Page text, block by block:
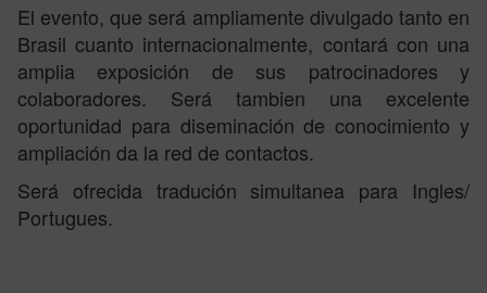
El evento, que será ampliamente divulgado tanto en
Brasil cuanto internacionalmente, contará con una
amplia exposición de sus patrocinadores y
colaboradores. Será tambien una excelente
oportunidad para diseminación de conocimiento y
ampliación da la red de contactos.
Será ofrecida tradución simultanea para Ingles/
Portugues.